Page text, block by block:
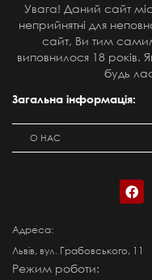
Увага! Даний сайт
неприйнятні для
сайт, Ви тим
виповнилося 18 років.
будь
Загальна інформація:
О НАС
Адреса:
Львів, вул. Грабовського, 11
Режим роботи: